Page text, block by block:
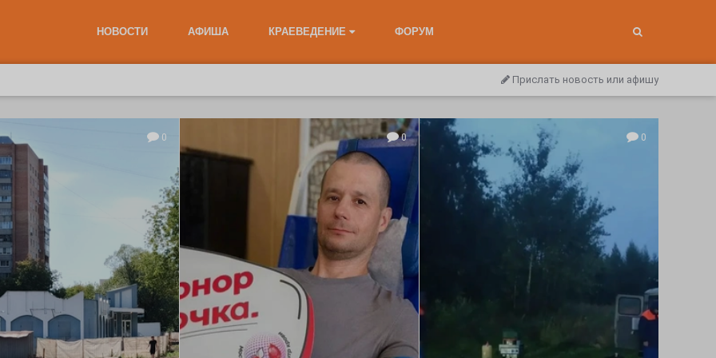
НОВОСТИ АФИША КРАЕВЕДЕНИЕ ФОРУМ
Прислать новость или афишу
0 0 0